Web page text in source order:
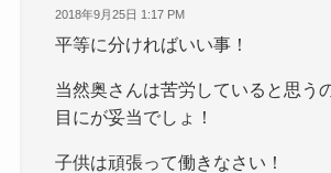
2018年9月25日 1:17 PM
平等に分ければいい事！
当然奥さんは苦労していると思う
目にが妥当でしょ！
子供は頑張って働きなさい！